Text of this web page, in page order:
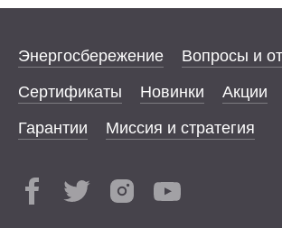
Энергосбережение
Вопросы и
Сертификаты
Новинки Акции
Гарантии
Миссия и стратегия